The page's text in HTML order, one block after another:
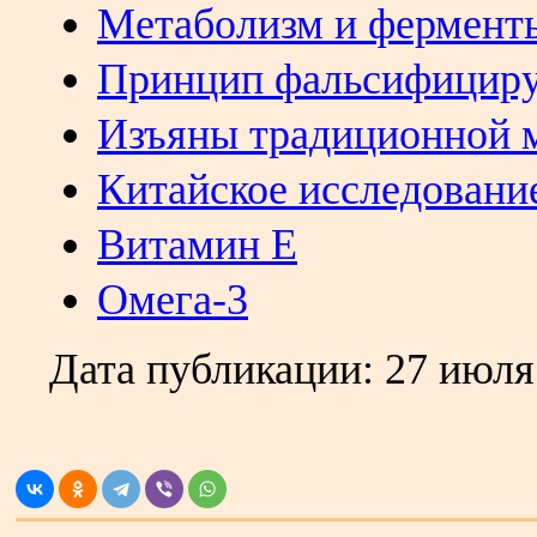
Метаболизм и
Принцип
Изъяны традиционной
Китайское
Витамин E
Омега-3
Дата публикации: 27